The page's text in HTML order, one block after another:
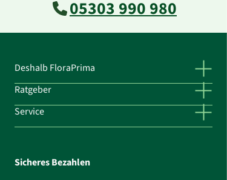
05303 990 980
Deshalb FloraPrima
Ratgeber
Service
Sicheres Bezahlen